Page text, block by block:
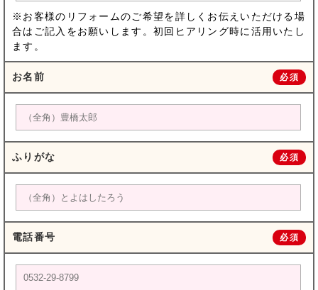
※お客様のリフォームのご希望を詳しくお伝えいただける場
合はご記入をお願いします。初回ヒアリング時に活用いたし
ます。
お名前 必須
ふりがな 必須
電話番号 必須